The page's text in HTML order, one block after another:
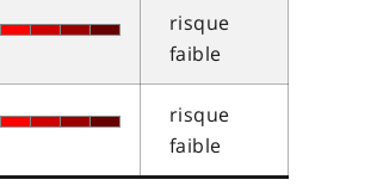
risque
faible
risque
faible